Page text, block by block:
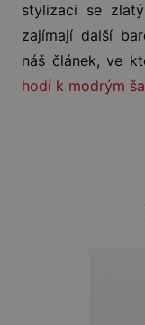
stylizaci se
zajímají další
náš článek, ve
hodí k modrým